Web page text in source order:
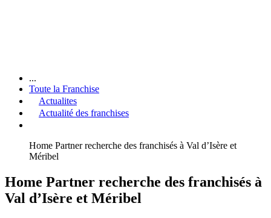
...
Toute la Franchise
Actualites
Actualité des franchises
Home Partner recherche des franchisés à Val d’Isère et
Méribel
Home Partner recherche des franchisés à
Val d’Isère et Méribel